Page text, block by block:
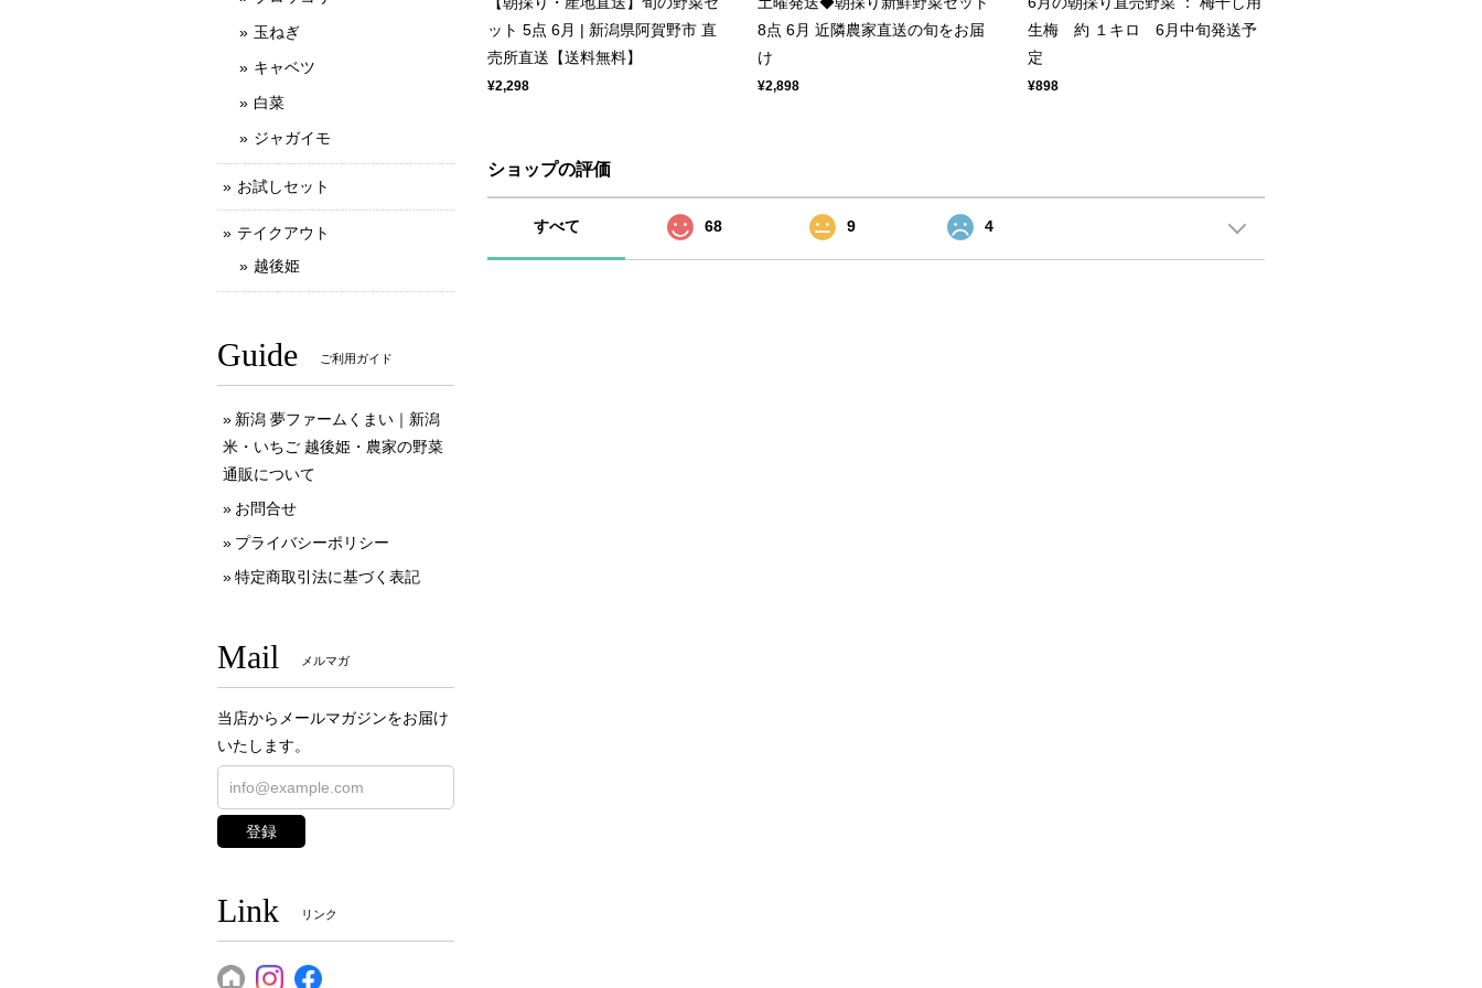
ット 5点 6月 | 新潟県阿賀野市 直
売所直送【送料無料】
¥2,298
8点 6月 近隣農家直送の旬をお届
け
¥2,898
生梅 約 １キロ 6月中旬発送予
定
¥898
ショップの評価
すべて 68 9 4
玉ねぎ
キャベツ
白菜
ジャガイモ
お試しセット
テイクアウト
越後姫
Guide ご利用ガイド
新潟 夢ファームくまい｜新潟
米・いちご 越後姫・農家の野菜
通販について
お問合せ
プライバシーポリシー
特定商取引法に基づく表記
Mail メルマガ
当店からメールマガジンをお届け
いたします。
登録
Link リンク